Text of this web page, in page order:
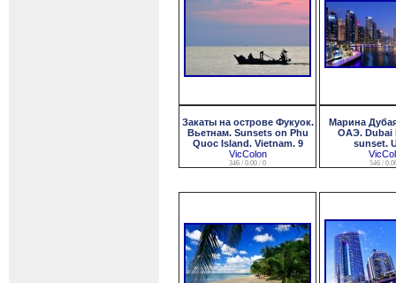
Закаты на острове Фукуок.
Вьетнам. Sunsets on Phu
Quoc Island. Vietnam. 9
VicColon
346 / 0.00 / 0
Марина
ОАЭ. Dubai
sunset.
546 /